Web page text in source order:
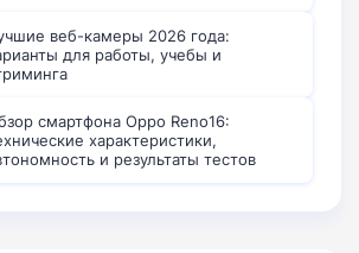
веб-камеры 2026 года:
для работы, учебы и
смартфона Oppo Reno16:
характеристики,
и результаты тестов